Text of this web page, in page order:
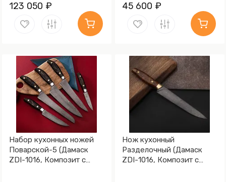
123 050 ₽ 45 600 ₽
Набор кухонных ножей
Поварской-5 (Дамаск
ZDI-1016, Композит с
Нож кухонный
Разделочный (Дамаск
ZDI-1016, Композит с